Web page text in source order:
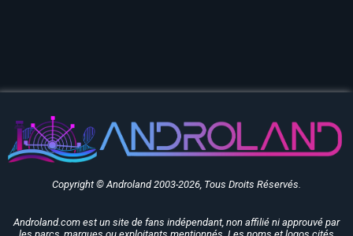
Copyright © Androland 2003-2026, Tous Droits Réservés.
Androland.com est un site de fans indépendant, non affilié ni approuvé par